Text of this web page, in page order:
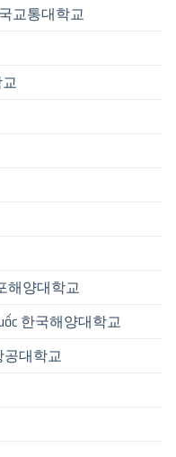
교통대학교
해양대학교
한국해양대학교
공대학교